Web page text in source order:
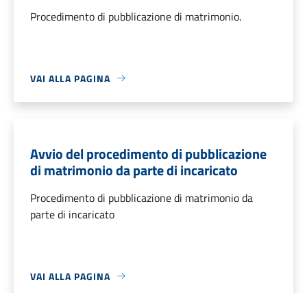
Procedimento di pubblicazione di matrimonio.
VAI ALLA PAGINA
Avvio del procedimento di pubblicazione
di matrimonio da parte di incaricato
Procedimento di pubblicazione di matrimonio da
parte di incaricato
VAI ALLA PAGINA